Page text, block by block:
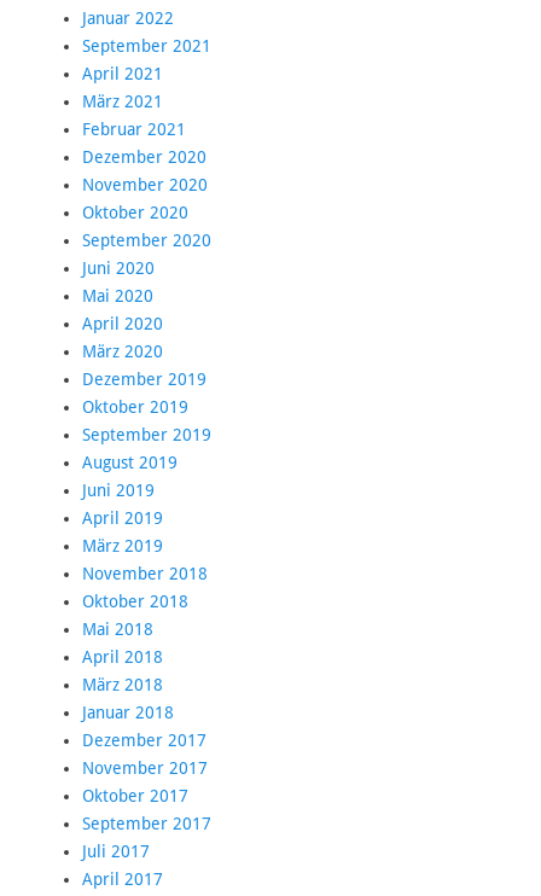
Januar 2022
September 2021
April 2021
März 2021
Februar 2021
Dezember 2020
November 2020
Oktober 2020
September 2020
Juni 2020
Mai 2020
April 2020
März 2020
Dezember 2019
Oktober 2019
September 2019
August 2019
Juni 2019
April 2019
März 2019
November 2018
Oktober 2018
Mai 2018
April 2018
März 2018
Januar 2018
Dezember 2017
November 2017
Oktober 2017
September 2017
Juli 2017
April 2017